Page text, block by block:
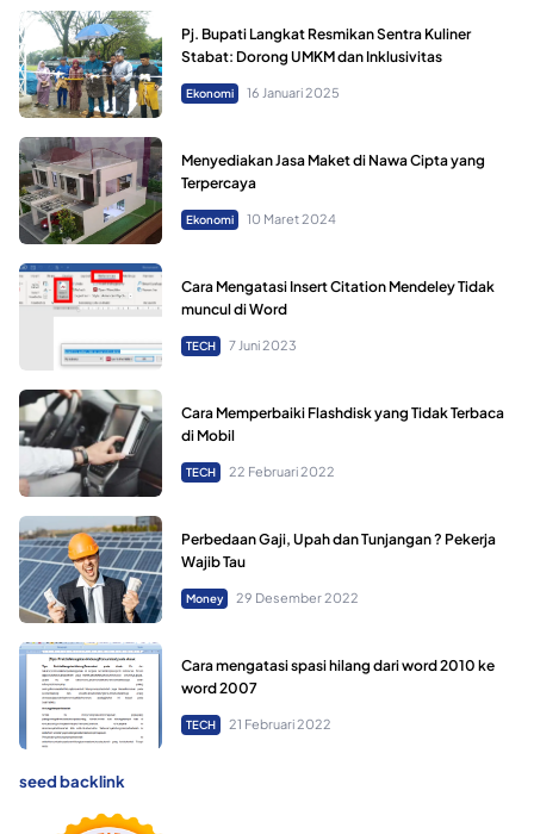
Pj. Bupati Langkat Resmikan Sentra Kuliner
Stabat: Dorong UMKM dan Inklusivitas
Ekonomi 16 Januari 2025
Menyediakan Jasa Maket di Nawa Cipta yang
Terpercaya
Ekonomi 10 Maret 2024
Cara Mengatasi Insert Citation Mendeley Tidak
muncul di Word
TECH 7 Juni 2023
Cara Memperbaiki Flashdisk yang Tidak Terbaca
di Mobil
TECH 22 Februari 2022
Perbedaan Gaji, Upah dan Tunjangan ? Pekerja
Wajib Tau
Money 29 Desember 2022
Cara mengatasi spasi hilang dari word 2010 ke
word 2007
TECH 21 Februari 2022
seed backlink